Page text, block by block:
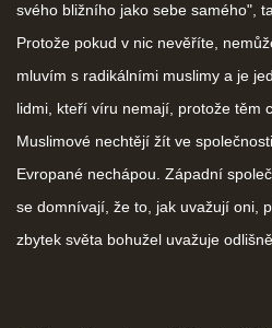
svého bližního jako sebe samého",
Protože pokud v nic nevěříte,
mluvím s radikálními muslimy a je
lidmi, kteří víru nemají, protože těm
Muslimové nechtějí žít ve
Evropané nechápou. Západní
se domnívají, že to, jak uvažují oni,
zbytek světa bohužel uvažuje odlišně.